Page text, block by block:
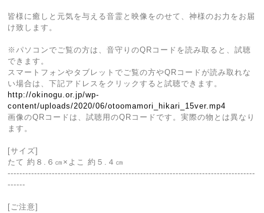
皆様に癒しと元気を与える音霊と映像をのせて、神様のお力をお届
け致します。
※パソコンでご覧の方は、音守りのQRコードを読み取ると、試聴
できます。
スマートフォンやタブレットでご覧の方やQRコードが読み取れな
い場合は、下記アドレスをクリックすると試聴できます。
http://okinogu.or.jp/wp-
content/uploads/2020/06/otoomamori_hikari_15ver.mp4
画像のQRコードは、試聴用のQRコードです。実際の物とは異なり
ます。
[サイズ]
たて 約８.６㎝×よこ 約５.４㎝
------------------------------------------------------------------------------------
------
[ご注意]